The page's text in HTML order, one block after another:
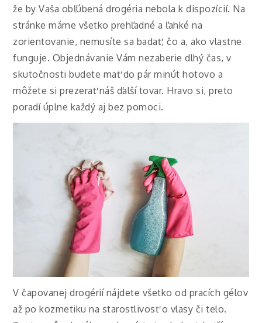
že by Vaša obľúbená drogéria nebola k dispozícií. Na
stránke máme všetko prehľadné a ľahké na
zorientovanie, nemusíte sa badať, čo a, ako vlastne
funguje. Objednávanie Vám nezaberie dlhý čas, v
skutočnosti budete mať do pár minút hotovo a
môžete si prezerať náš ďalší tovar. Hravo si, preto
poradí úplne každý aj bez pomoci.
V čapovanej drogérií nájdete všetko od pracích gélov
až po kozmetiku na starostlivosť o vlasy či telo.